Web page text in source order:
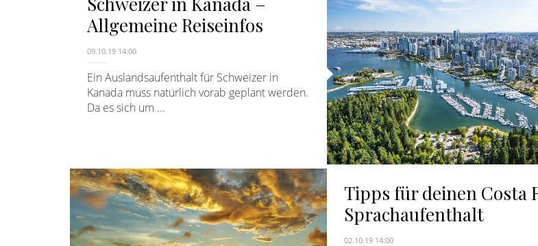
Allgemeine Reiseinfos
09.10.19 14:00
Ein Auslandsaufenthalt für Schweizer in
Kanada muss natürlich vorab geplant werden.
Da es sich um ...
Tipps für deinen Costa
Sprachaufenthalt
02.10.19 14:00